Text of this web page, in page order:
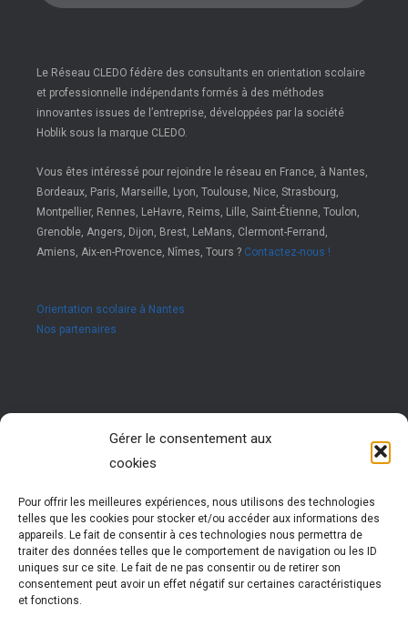
Gérer le consentement aux
cookies
Pour offrir les meilleures expériences, nous utilisons des technologies
telles que les cookies pour stocker et/ou accéder aux informations des
appareils. Le fait de consentir à ces technologies nous permettra de
traiter des données telles que le comportement de navigation ou les ID
uniques sur ce site. Le fait de ne pas consentir ou de retirer son
consentement peut avoir un effet négatif sur certaines caractéristiques
et fonctions.
Le Réseau CLEDO fédère des consultants en orientation scolaire
et professionnelle indépendants formés à des méthodes
innovantes issues de l’entreprise, développées par la société
Hoblik sous la marque CLEDO.
Vous êtes intéressé pour rejoindre le réseau en France, à Nantes,
Bordeaux, Paris, Marseille, Lyon, Toulouse, Nice, Strasbourg,
Montpellier, Rennes, LeHavre, Reims, Lille, Saint-Étienne, Toulon,
Grenoble, Angers, Dijon, Brest, LeMans, Clermont-Ferrand,
Amiens, Aix-en-Provence, Nîmes, Tours ? Contactez-nous !
Orientation scolaire à Nantes
Nos partenaires
Rejoignez nous !
Vous êtes passionné par les ressources humaines ?
dans leur réussite ?
Rejoignez notre réseau !
Nous vous formons pour vous permettre d’exercer cette
activité très enrichissante
Vous évoluez et participez à la vie d’un réseau
national dynamique